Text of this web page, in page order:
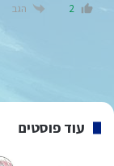
2 הגב
עוד פוסטים